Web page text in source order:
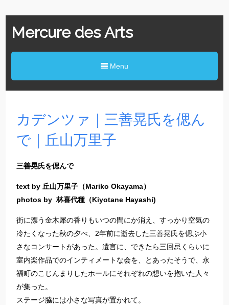
Mercure des Arts
Menu
カデンツァ｜三善晃氏を偲ん
で｜丘山万里子
三善晃氏を偲んで
text by 丘山万里子（Mariko Okayama）
photos by 林喜代種（Kiyotane Hayashi)
街に漂う金木犀の香りもいつの間にか消え、すっかり空気の
冷たくなった秋の夕べ、2年前に逝去した三善晃氏を偲ぶ小
さなコンサートがあった。遺言に、できたら三回忌くらいに
室内楽作品でのインティメートな会を、とあったそうで、永
福町のこじんまりしたホールにそれぞれの想いを抱いた人々
が集った。
ステージ脇には小さな写真が置かれて。